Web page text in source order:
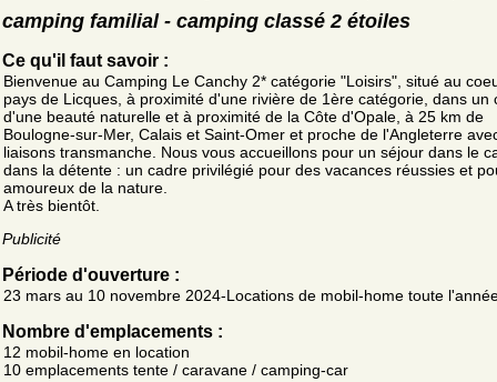
camping familial - camping classé 2 étoiles
Ce qu'il faut savoir :
Bienvenue au Camping Le Canchy 2* catégorie "Loisirs", situé au
pays de Licques, à proximité d'une rivière de 1ère catégorie, dans un
d'une beauté naturelle et à proximité de la Côte d'Opale, à 25 km de
Boulogne-sur-Mer, Calais et Saint-Omer et proche de l'Angleterre
liaisons transmanche. Nous vous accueillons pour un séjour dans le
dans la détente : un cadre privilégié pour des vacances réussies et
amoureux de la nature.
A très bientôt.
Publicité
Période d'ouverture :
23 mars au 10 novembre 2024-Locations de mobil-home toute
Nombre d'emplacements :
12 mobil-home en location
10 emplacements tente / caravane / camping-car